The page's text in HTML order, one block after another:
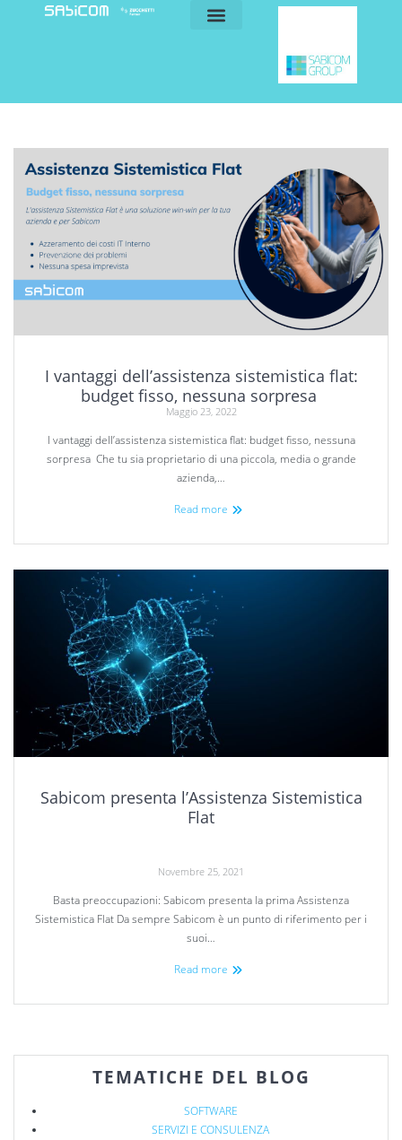
I vantaggi dell’assistenza sistemistica flat:
budget fisso, nessuna sorpresa
Maggio 23, 2022
I vantaggi dell’assistenza sistemistica flat: budget fisso, nessuna
sorpresa Che tu sia proprietario di una piccola, media o grande
azienda,…
Read more
Sabicom presenta l’Assistenza Sistemistica
Flat
Novembre 25, 2021
Basta preoccupazioni: Sabicom presenta la prima Assistenza
Sistemistica Flat Da sempre Sabicom è un punto di riferimento per i
suoi…
Read more
TEMATICHE DEL BLOG
SOFTWARE
SERVIZI E CONSULENZA